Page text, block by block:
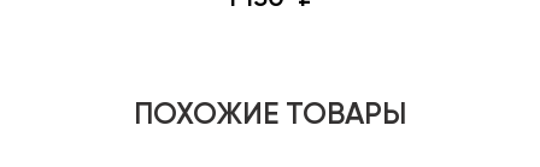
ПОХОЖИЕ ТОВАРЫ